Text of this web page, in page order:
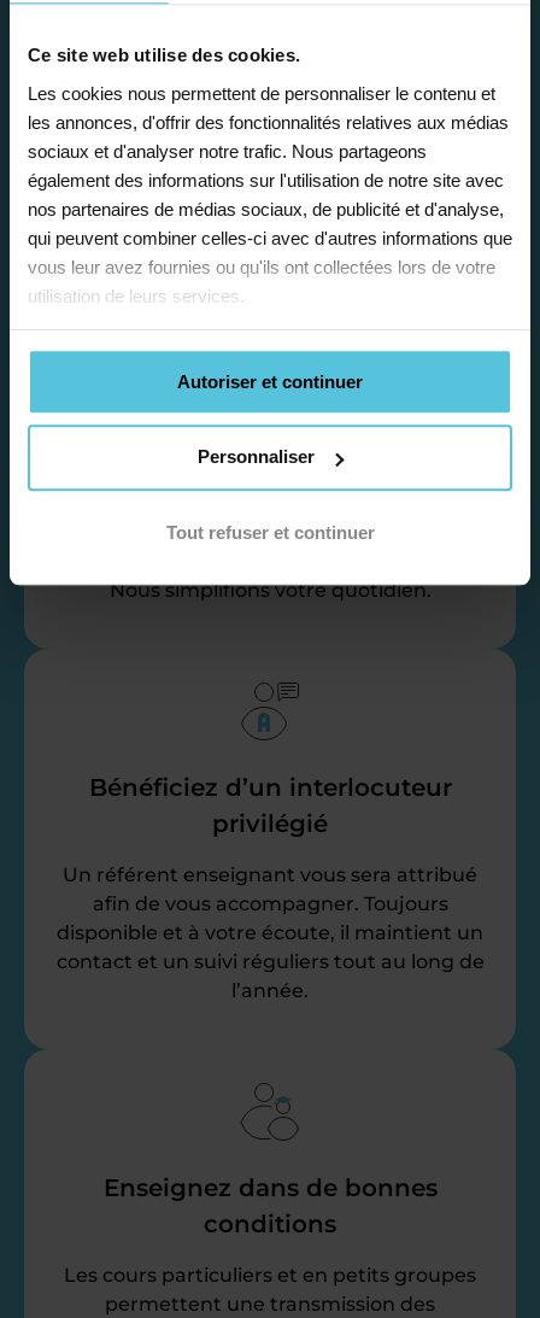
Ce site web utilise des cookies.
Les cookies nous permettent de personnaliser le contenu et
les annonces, d'offrir des fonctionnalités relatives aux médias
sociaux et d'analyser notre trafic. Nous partageons
également des informations sur l'utilisation de notre site avec
nos partenaires de médias sociaux, de publicité et d'analyse,
qui peuvent combiner celles-ci avec d'autres informations que
vous leur avez fournies ou qu'ils ont collectées lors de votre
utilisation de leurs services.
Autoriser et continuer
Personnaliser
Tout refuser et continuer
vos horaires
Afin de garantir le meilleur
accompagnement, nous organisons votre
emploi du temps en fonction de votre profil,
vos disponibilités et votre flexibilité.
Déléguez vos tâches
administratives
jusqu’à la gestion de vos fiches de paie, vos
Nous simplifions votre quotidien.
Bénéficiez d’un interlocuteur
privilégié
Un référent enseignant vous sera attribué
afin de vous accompagner. Toujours
disponible et à votre écoute, il maintient un
contact et un suivi réguliers tout au long de
l’année.
Enseignez dans de bonnes
conditions
Les cours particuliers et en petits groupes
permettent une transmission des